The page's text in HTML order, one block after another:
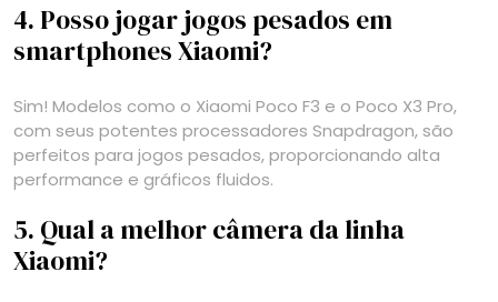
4. Posso jogar jogos pesados em
smartphones Xiaomi?
Sim! Modelos como o Xiaomi Poco F3 e o Poco X3 Pro,
com seus potentes processadores Snapdragon, são
perfeitos para jogos pesados, proporcionando alta
performance e gráficos fluidos.
5. Qual a melhor câmera da linha
Xiaomi?